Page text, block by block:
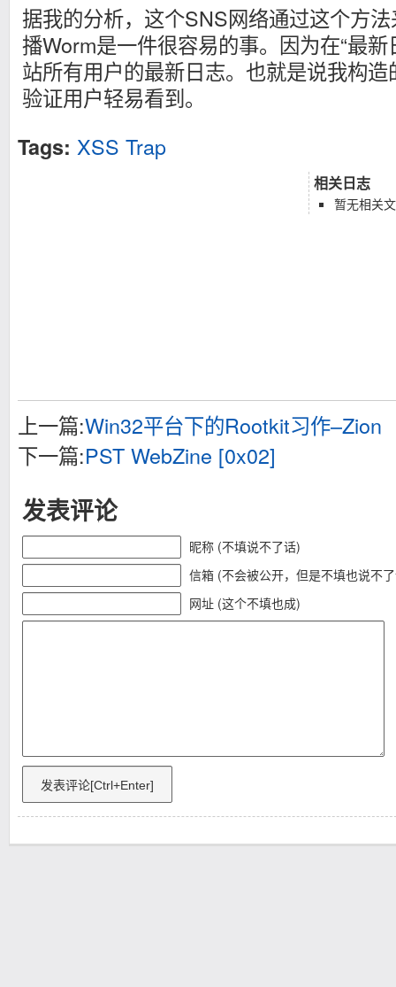
据我的分析，这个SNS网络通过这个方
播Worm是一件很容易的事。因为在“最
站所有用户的最新日志。也就是说我构
验证用户轻易看到。
Tags: XSS Trap
相关日志
暂无相关
上一篇:Win32平台下的Rootkit习作–Zion
下一篇:PST WebZine [0x02]
发表评论
昵称 (不填说不了话)
信箱 (不会被公开，但是不填也说不
网址 (这个不填也成)